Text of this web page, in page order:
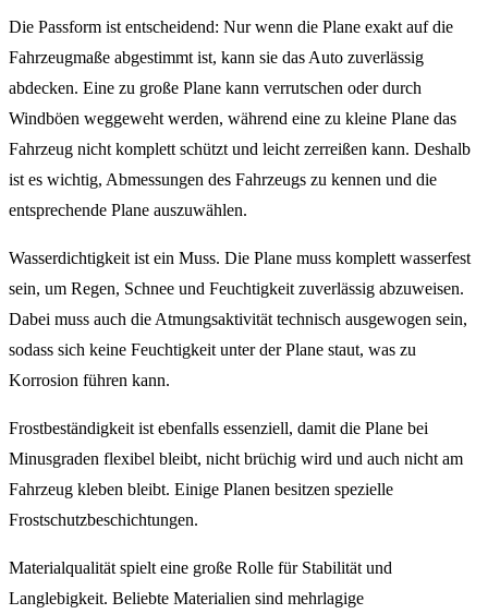
Die Passform ist entscheidend: Nur wenn die Plane exakt auf die
Fahrzeugmaße abgestimmt ist, kann sie das Auto zuverlässig
abdecken. Eine zu große Plane kann verrutschen oder durch
Windböen weggeweht werden, während eine zu kleine Plane das
Fahrzeug nicht komplett schützt und leicht zerreißen kann. Deshalb
ist es wichtig, Abmessungen des Fahrzeugs zu kennen und die
entsprechende Plane auszuwählen.
Wasserdichtigkeit ist ein Muss. Die Plane muss komplett wasserfest
sein, um Regen, Schnee und Feuchtigkeit zuverlässig abzuweisen.
Dabei muss auch die Atmungsaktivität technisch ausgewogen sein,
sodass sich keine Feuchtigkeit unter der Plane staut, was zu
Korrosion führen kann.
Frostbeständigkeit ist ebenfalls essenziell, damit die Plane bei
Minusgraden flexibel bleibt, nicht brüchig wird und auch nicht am
Fahrzeug kleben bleibt. Einige Planen besitzen spezielle
Frostschutzbeschichtungen.
Materialqualität spielt eine große Rolle für Stabilität und
Langlebigkeit. Beliebte Materialien sind mehrlagige